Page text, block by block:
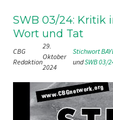
SWB 03/24: Kritik
Wort und Tat
CBG
Redaktion
29.
Oktober
2024
Stichwort
und SWB 03/